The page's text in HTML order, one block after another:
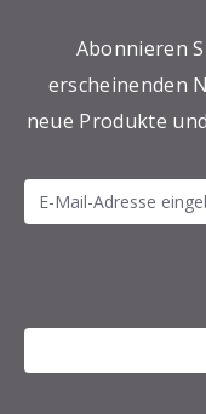
Abonnieren
erscheinenden
neue Produkte